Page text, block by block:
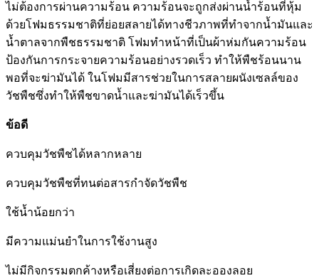
ไม่ต้องการผ่านความร้อน ความร้อนจะถูกส่งผ่านน้ำร้อนที่หุ้ม
ด้วยโฟมธรรมชาติที่ย่อยสลายได้ทางชีวภาพที่ทำจากน้ำมันและ
น้ำตาลจากพืชธรรมชาติ โฟมทำหน้าที่เป็นผ้าห่มกันความร้อน
ป้องกันการกระจายความร้อนอย่างรวดเร็ว ทำให้พืชร้อนนาน
พอที่จะฆ่ามันได้ ในโฟมมีสารช่วยในการสลายผนังเซลล์ของ
วัชพืชซึ่งทำให้พืชขาดน้ำและฆ่ามันได้เร็วขึ้น
ข้อดี
ควบคุมวัชพืชได้หลากหลาย
ควบคุมวัชพืชที่ทนต่อสารกำจัดวัชพืช
ใช้น้ำน้อยกว่า
มีความแม่นยำในการใช้งานสูง
ไม่มีกิจกรรมตกค้างหรือเสี่ยงต่อการเกิดละอองลอย